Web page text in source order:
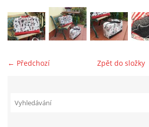
← Předchozí Zpět do složky